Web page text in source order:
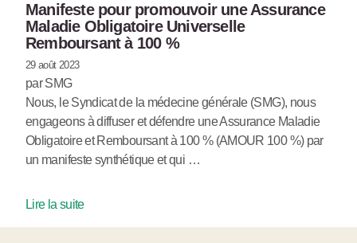
Manifeste pour promouvoir une Assurance
Maladie Obligatoire Universelle
Remboursant à 100 %
29 août 2023
par SMG
Nous, le Syndicat de la médecine générale (SMG), nous
engageons à diffuser et défendre une Assurance Maladie
Obligatoire et Remboursant à 100 % (AMOUR 100 %) par
un manifeste synthétique et qui …
Lire la suite